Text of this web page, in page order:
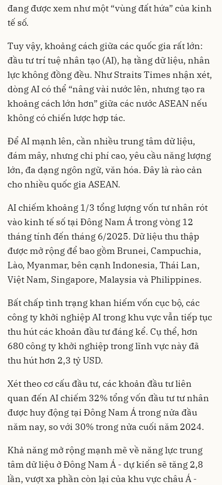
đang được xem như một “vùng đất hứa” của kinh
tế số.
Tuy vậy, khoảng cách giữa các quốc gia rất lớn:
đầu tư trí tuệ nhân tạo (AI), hạ tầng dữ liệu, nhân
lực không đồng đều. Như Straits Times nhận xét,
dòng AI có thể “nâng vài nước lên, nhưng tạo ra
khoảng cách lớn hơn” giữa các nước ASEAN nếu
không có chiến lược hợp tác.
Để AI mạnh lên, cần nhiều trung tâm dữ liệu,
đám mây, nhưng chi phí cao, yêu cầu năng lượng
lớn, đa dạng ngôn ngữ, văn hóa. Đây là rào cản
cho nhiều quốc gia ASEAN.
AI chiếm khoảng 1/3 tổng lượng vốn tư nhân rót
vào kinh tế số tại Đông Nam Á trong vòng 12
tháng tính đến tháng 6/2025. Dữ liệu thu thập
được mở rộng để bao gồm Brunei, Campuchia,
Lào, Myanmar, bên cạnh Indonesia, Thái Lan,
Việt Nam, Singapore, Malaysia và Philippines.
Bất chấp tình trạng khan hiếm vốn cục bộ, các
công ty khởi nghiệp AI trong khu vực vẫn tiếp tục
thu hút các khoản đầu tư đáng kể. Cụ thể, hơn
680 công ty khởi nghiệp trong lĩnh vực này đã
thu hút hơn 2,3 tỷ USD.
Xét theo cơ cấu đầu tư, các khoản đầu tư liên
quan đến AI chiếm 32% tổng vốn đầu tư tư nhân
được huy động tại Đông Nam Á trong nửa đầu
năm nay, so với 30% trong nửa cuối năm 2024.
Khả năng mở rộng mạnh mẽ về năng lực trung
tâm dữ liệu ở Đông Nam Á - dự kiến ​​sẽ tăng 2,8
lần, vượt xa phần còn lại của khu vực châu Á -